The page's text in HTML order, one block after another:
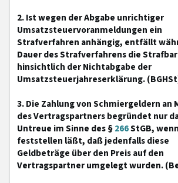
2. Ist wegen der Abgabe unrichtiger
Umsatzsteuervoranmeldungen ein
Strafverfahren anhängig, entfällt
Dauer des Strafverfahrens die
hinsichtlich der Nichtabgabe der
Umsatzsteuerjahreserklärung.
3. Die Zahlung von Schmiergeldern an
des Vertragspartners begründet nur
Untreue im Sinne des §266StGB,
feststellen läßt, daß jedenfalls diese
Geldbeträge über den Preis auf den
Vertragspartner umgelegt wurden.